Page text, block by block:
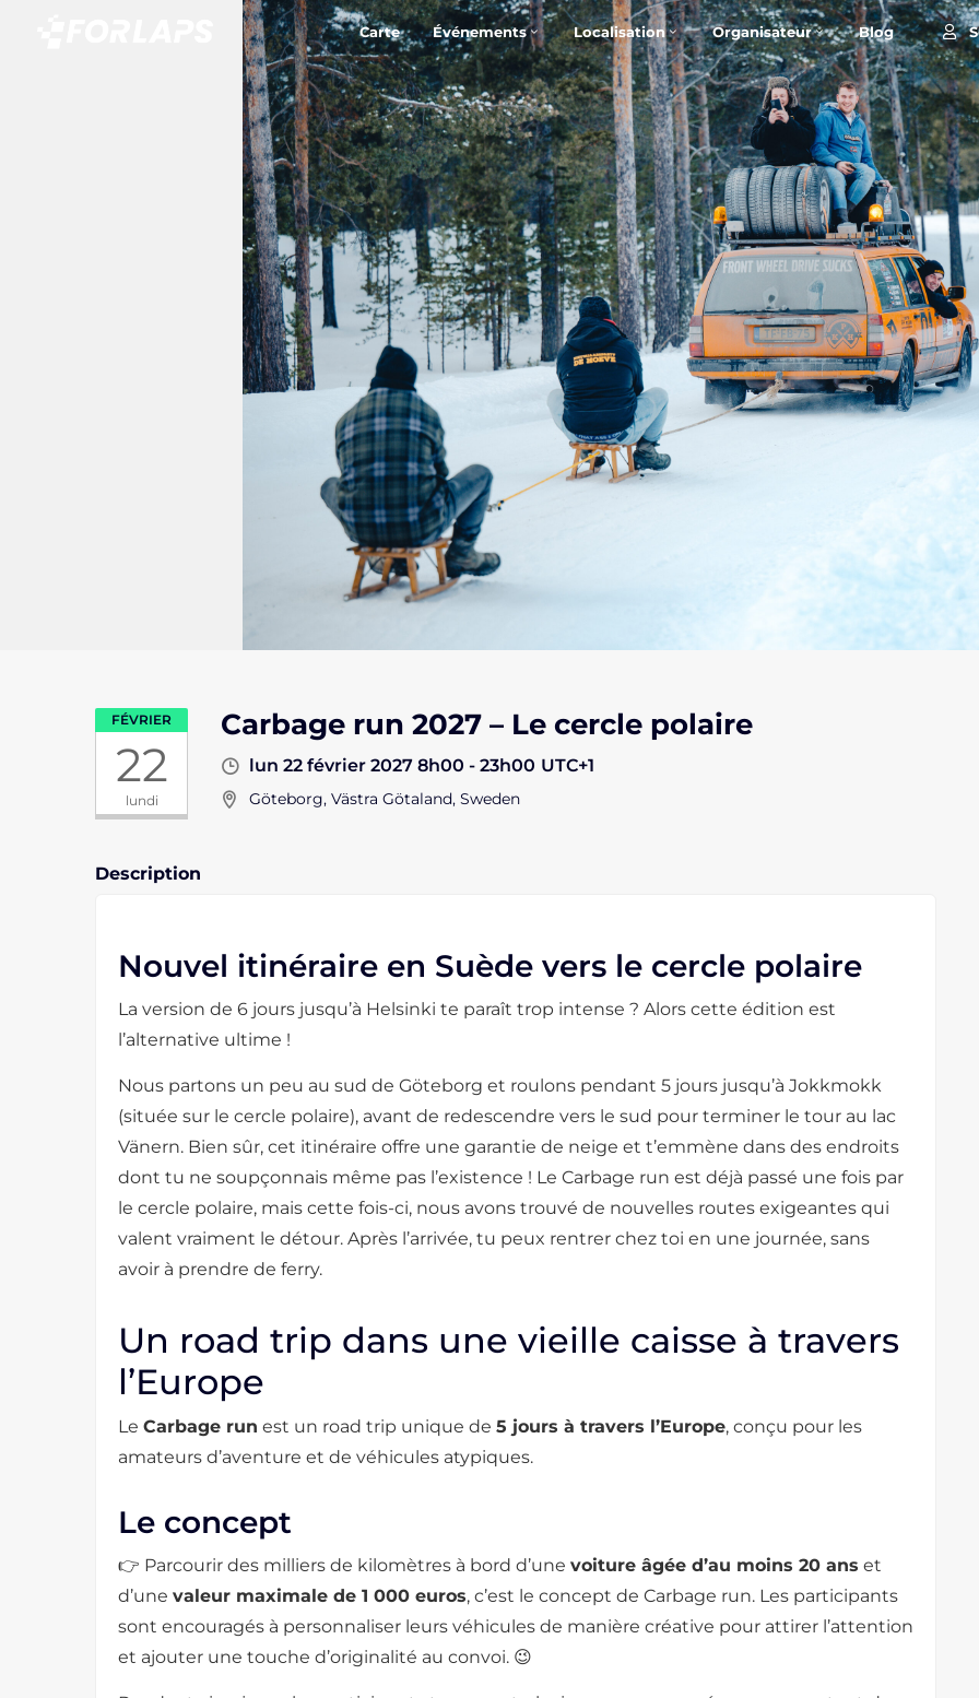
Carte Événements Localisation Organisateur Blog
FÉVRIER
22
lundi
Carbage run 2027 – Le cercle polaire
lun 22 février 2027 8h00 - 23h00 UTC+1
Göteborg, Västra Götaland, Sweden
Description
Nouvel itinéraire en Suède vers le cercle polaire
La version de 6 jours jusqu’à Helsinki te paraît trop intense ? Alors cette édition est
l’alternative ultime !
Nous partons un peu au sud de Göteborg et roulons pendant 5 jours jusqu’à Jokkmokk
(située sur le cercle polaire), avant de redescendre vers le sud pour terminer le tour au lac
Vänern. Bien sûr, cet itinéraire offre une garantie de neige et t’emmène dans des endroits
dont tu ne soupçonnais même pas l’existence ! Le Carbage run est déjà passé une fois par
le cercle polaire, mais cette fois-ci, nous avons trouvé de nouvelles routes exigeantes qui
valent vraiment le détour. Après l’arrivée, tu peux rentrer chez toi en une journée, sans
avoir à prendre de ferry.
Un road trip dans une vieille caisse à travers
l’Europe
Le Carbage run est un road trip unique de 5 jours à travers l’Europe, conçu pour les
amateurs d’aventure et de véhicules atypiques.
Le concept
👉 Parcourir des milliers de kilomètres à bord d’une voiture âgée d’au moins 20 ans et
d’une valeur maximale de 1 000 euros, c’est le concept de Carbage run. Les participants
sont encouragés à personnaliser leurs véhicules de manière créative pour attirer l’attention
et ajouter une touche d’originalité au convoi. 😉